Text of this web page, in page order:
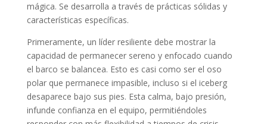
mágica. Se desarrolla a través de prácticas sólidas y
características específicas.
Primeramente, un líder resiliente debe mostrar la
capacidad de permanecer sereno y enfocado cuando
el barco se balancea. Esto es casi como ser el oso
polar que permanece impasible, incluso si el iceberg
desaparece bajo sus pies. Esta calma, bajo presión,
infunde confianza en el equipo, permitiéndoles